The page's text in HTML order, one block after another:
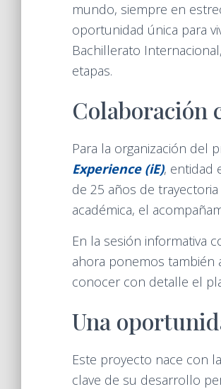
mundo, siempre en
oportunidad única para
Bachillerato
etapas.
Colaboración
Para la organización del
Experience (iE), entidad
de 25 años de
académica, el
En la sesión informativa
ahora ponemos también
conocer con detalle el
Una
Este proyecto nace con
clave de su desarrollo